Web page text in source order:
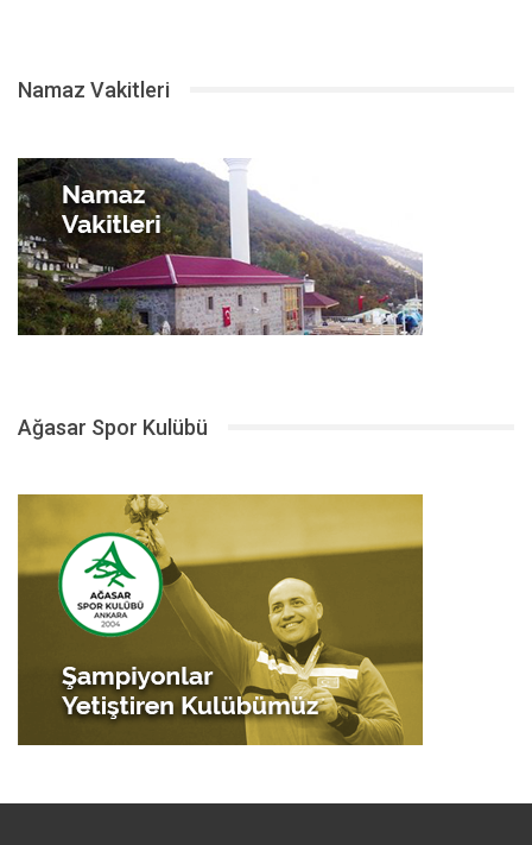
Namaz Vakitleri
Ağasar Spor Kulübü